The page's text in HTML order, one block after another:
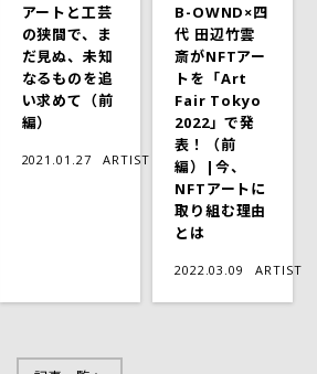
アートと工芸
の狭間で、ま
だ見ぬ、未知
なるものを追
い求めて（前
編）
2021.01.27 ARTIST
B-OWND×四
代 田辺竹雲
斎がNFTアー
トを「Art
Fair Tokyo
2022」で発
表！（前
編）|今、
NFTアートに
取り組む理由
とは
2022.03.09 ARTIST